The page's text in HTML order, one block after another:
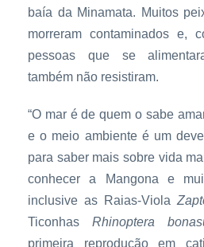
baía da Minamata. Muitos
morreram contaminados e,
pessoas que se
também não resistiram.
“O mar é de quem o sabe
e o meio ambiente é um
para saber mais sobre vida
conhecer a Mangona e
inclusive as Raias-Viola
TiconhasRhinoptera
primeira reprodução em